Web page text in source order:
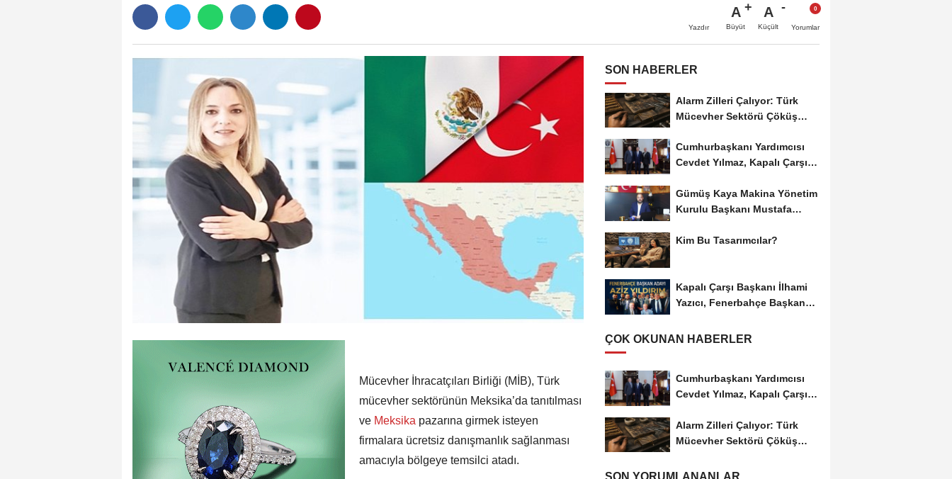
Yazdır
A
Büyüt
A
Küçült Yorumlar
Mücevher İhracatçıları Birliği (MİB), Türk
mücevher sektörünün Meksika’da tanıtılması
ve Meksika pazarına girmek isteyen
firmalara ücretsiz danışmanlık sağlanması
amacıyla bölgeye temsilci atadı.
SON HABERLER
Alarm Zilleri Çalıyor: Türk
Mücevher Sektörü Çöküş
Cumhurbaşkanı Yardımcısı
Cevdet Yılmaz, Kapalı Çarşı
Gümüş Kaya Makina Yönetim
Kurulu Başkanı Mustafa
Kim Bu Tasarımcılar?
Kapalı Çarşı Başkanı İlhami
Yazıcı, Fenerbahçe Başkan
ÇOK OKUNAN HABERLER
Cumhurbaşkanı Yardımcısı
Cevdet Yılmaz, Kapalı Çarşı
Alarm Zilleri Çalıyor: Türk
Mücevher Sektörü Çöküş